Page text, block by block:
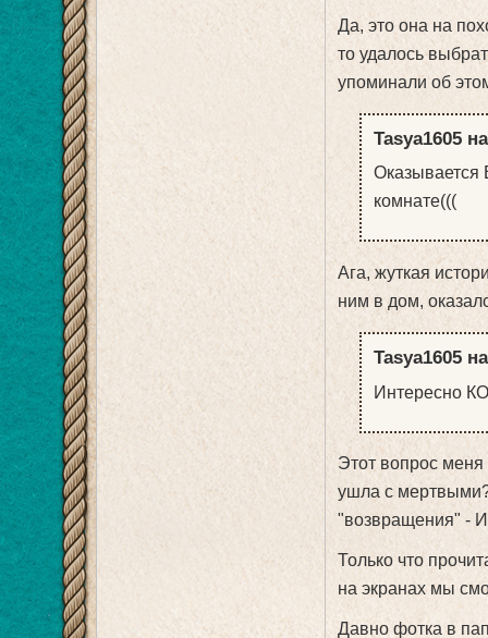
Да, это она на
то удалось
упоминали об
Tasya1605
Оказывается
комнате(((
Ага, жуткая
ним в дом,
Tasya1605
Интересно
Этот вопрос
ушла с
"возвращения" -
Только что
на экранах мы
Давно фотка в